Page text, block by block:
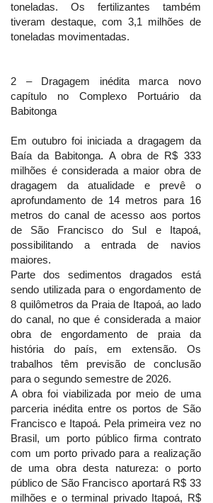
toneladas. Os fertilizantes também
tiveram destaque, com 3,1 milhões de
toneladas movimentadas.
2 – Dragagem inédita marca novo
capítulo no Complexo Portuário da
Babitonga
Em outubro foi iniciada a dragagem da
Baía da Babitonga. A obra de R$ 333
milhões é considerada a maior obra de
dragagem da atualidade e prevê o
aprofundamento de 14 metros para 16
metros do canal de acesso aos portos
de São Francisco do Sul e Itapoá,
possibilitando a entrada de navios
maiores.
Parte dos sedimentos dragados está
sendo utilizada para o engordamento de
8 quilômetros da Praia de Itapoá, ao lado
do canal, no que é considerada a maior
obra de engordamento de praia da
história do país, em extensão. Os
trabalhos têm previsão de conclusão
para o segundo semestre de 2026.
A obra foi viabilizada por meio de uma
parceria inédita entre os portos de São
Francisco e Itapoá. Pela primeira vez no
Brasil, um porto público firma contrato
com um porto privado para a realização
de uma obra desta natureza: o porto
público de São Francisco aportará R$ 33
milhões e o terminal privado Itapoá, R$